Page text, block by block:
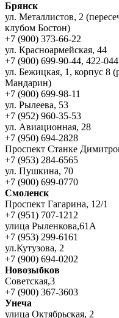
Брянск
ул. Металлистов, 2
клубом Бостон)
+7 (900) 373-66-22
ул. Красноармейская, 44
+7 (900) 699-90-44, 422-044
ул. Бежицкая, 1, корпус 8
Мандарин)
+7 (900) 699-98-11
ул. Рылеева, 53
+7 (952) 960-35-53
ул. Авиационная, 28
+7 (950) 694-2828
Проспект Станке
+7 (953) 284-6565
ул. Пушкина, 70
+7 (900) 699-0770
Смоленск
Проспект Гагарина, 12/1
+7 (951) 707-1212
улица Рыленкова,61А
+7 (953) 299-6161
ул.Кутузова, 2
+7 (900) 694-0202
Новозыбков
Советская,3
+7 (900) 367-3603
Унеча
улица Октябрьская, 2